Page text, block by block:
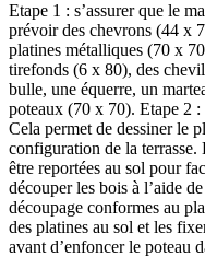
Etape 1 : s’assurer que le
prévoir des chevrons (44 x
platines métalliques (70 x
tirefonds (6 x 80), des
bulle, une équerre, un
poteaux (70 x 70). Etape 2 :
Cela permet de dessiner le
configuration de la
être reportées au sol pour
découper les bois à l’aide
découpage conformes au
des platines au sol et les
avant d’enfoncer le poteau